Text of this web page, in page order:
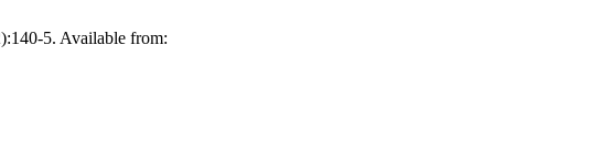
5. Available from: